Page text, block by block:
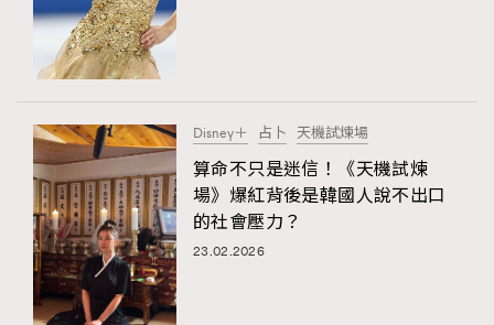
Disney＋ 占卜 天機試煉場
算命不只是迷信！《天機試煉
場》爆紅背後是韓國人說不出口
的社會壓力？
23.02.2026